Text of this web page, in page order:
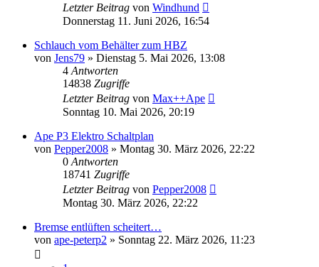
Letzter Beitrag von Windhund
Donnerstag 11. Juni 2026, 16:54
Schlauch vom Behälter zum HBZ
von Jens79 » Dienstag 5. Mai 2026, 13:08
4 Antworten
14838 Zugriffe
Letzter Beitrag von Max++Ape
Sonntag 10. Mai 2026, 20:19
Ape P3 Elektro Schaltplan
von Pepper2008 » Montag 30. März 2026, 22:22
0 Antworten
18741 Zugriffe
Letzter Beitrag von Pepper2008
Montag 30. März 2026, 22:22
Bremse entlüften scheitert…
von ape-peterp2 » Sonntag 22. März 2026, 11:23